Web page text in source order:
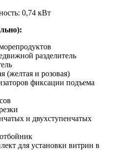
0,74 кВт
разделитель
(желтая и розовая)
фиксации подъема
и двухступенчатых
для установки витрин в